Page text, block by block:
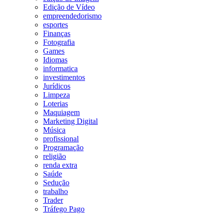
Edição de Vídeo
empreendedorismo
esportes
Finanças
Fotografia
Games
Idiomas
informatica
investimentos
Jurídicos
Limpeza
Loterias
Maquiagem
Marketing Digital
Música
profissional
Programação
religião
renda extra
Saúde
Sedução
trabalho
Trader
Tráfego Pago